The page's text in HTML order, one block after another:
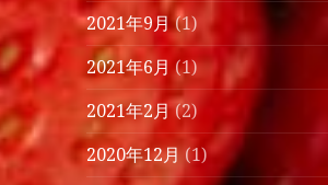
2021年9月(1)
2021年6月 (1)
2021年2月(2)
2020年12月(1)